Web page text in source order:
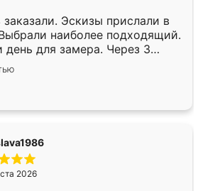
заказали. Эскизы прислали в
наиболее подходящий.
день для замера. Через 3
была уже готова. Остались
Спасибо Ренессанс
работу!
2026